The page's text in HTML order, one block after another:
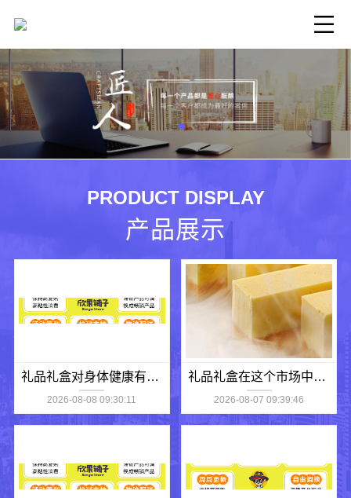
PRODUCT DISPLAY
产品展示
礼品礼盒对身体健康有什么影响吗
2026-08-08 09:30:11
礼品礼盒在这个市场中销量怎么样
2026-08-07 09:39:46